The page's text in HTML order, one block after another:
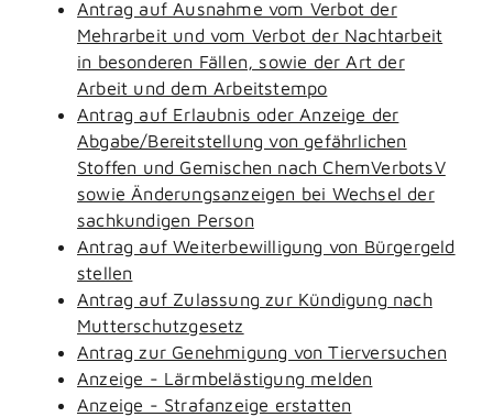
Antrag auf Ausnahme vom Verbot der
Mehrarbeit und vom Verbot der Nachtarbeit
in besonderen Fällen, sowie der Art der
Arbeit und dem Arbeitstempo
Antrag auf Erlaubnis oder Anzeige der
Abgabe/Bereitstellung von gefährlichen
Stoffen und Gemischen nach ChemVerbotsV
sowie Änderungsanzeigen bei Wechsel der
sachkundigen Person
Antrag auf Weiterbewilligung von Bürgergeld
stellen
Antrag auf Zulassung zur Kündigung nach
Mutterschutzgesetz
Antrag zur Genehmigung von Tierversuchen
Anzeige - Lärmbelästigung melden
Anzeige - Strafanzeige erstatten